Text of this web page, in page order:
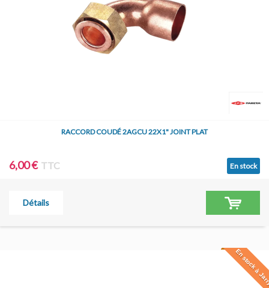
RACCORD COUDÉ 2AGCU 22X1" JOINT PLAT
6,00 € TTC En stock
Détails
En stock à